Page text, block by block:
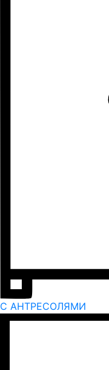
С АНТРЕСОЛЯМИ